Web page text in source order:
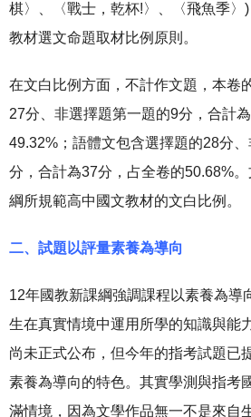
棋〉、〈戰士，乾杯!〉、〈飛魚季〉
教材選文命題取材比例原則。
在文白比例方面，不計作文題，本卷
27分、非選擇題第一題的9分，合計
49.32%；語體文包含選擇題的28分
分，合計為37分，占全卷的50.68%
綱所規範高中國文教材的文白比例。
二、試題以評量素養為導向
12年國教新課綱強調課程以素養為導
生在真實情境中運用所學的知識與能
尚未正式公布，但今年的指考試題已
素養為導向的特色。其實學測與指考
滿情境，因為文學作品無一不是來自